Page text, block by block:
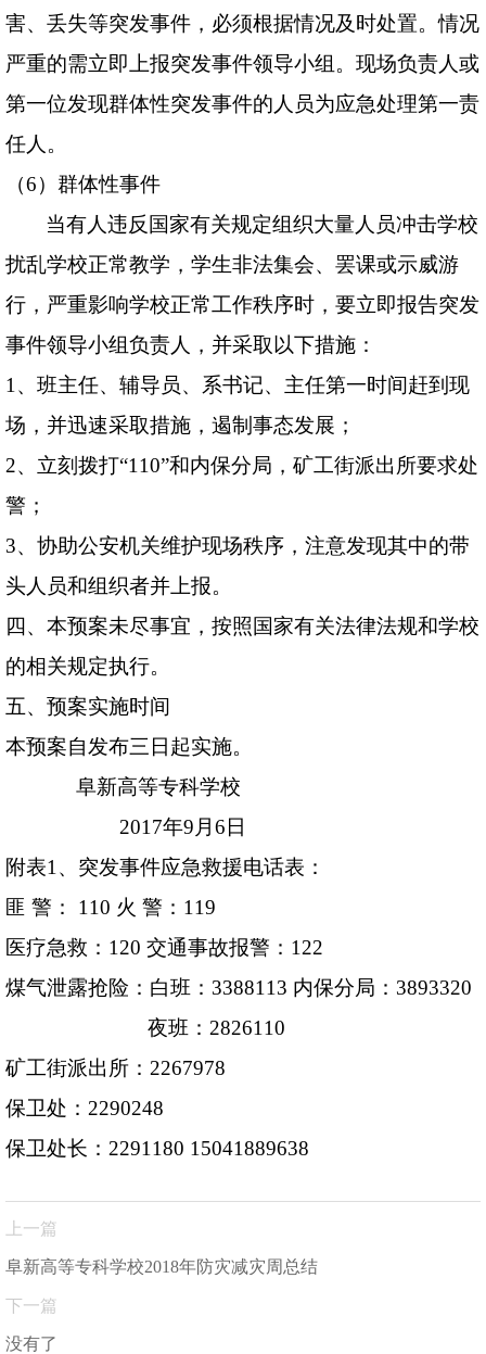
害、丢失等突发事件，必须根据情况及时处置。情况
严重的需立即上报突发事件领导小组。现场负责人或
第一位发现群体性突发事件的人员为应急处理第一责
任人。
（6）群体性事件
当有人违反国家有关规定组织大量人员冲击学校
扰乱学校正常教学，学生非法集会、罢课或示威游
行，严重影响学校正常工作秩序时，要立即报告突发
事件领导小组负责人，并采取以下措施：
1 、班主任、辅导员、系书记、主任第一时间赶到现
场，并迅速采取措施，遏制事态发展；
2、立刻拨打“110”和内保分局，矿工街派出所要求处
警；
3、协助公安机关维护现场秩序，注意发现其中的带
头人员和组织者并上报。
四、本预案未尽事宜，按照国家有关法律法规和学校
的相关规定执行。
五、预案实施时间
本预案自发布三日起实施。
阜新高等专科学校
2017年9 月 6 日
附表1 、突发事件应急救援电话表：
匪 警： 110 火 警： 119
医疗急救： 120 交通事故报警： 122
煤气泄露抢险：白班： 3388113 内保分局： 3893320
夜班： 2826110
矿工街派出所： 2267978
保卫处： 2290248
保卫处长： 2291180 15041889638
上一篇
阜新高等专科学校2018年防灾减灾周总结
下一篇
没有了